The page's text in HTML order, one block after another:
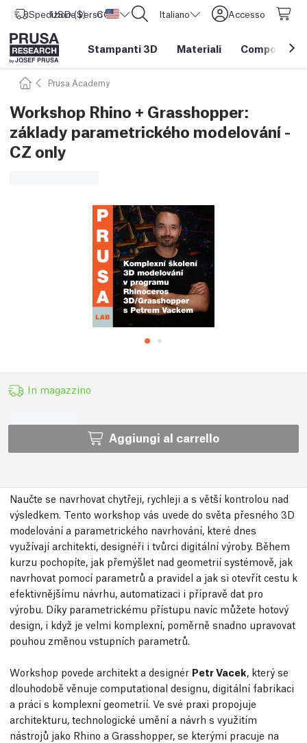
Spedizione verso Stati Uniti d'America
USD ($) CORE One L: Ora disponibile! Italiano Accesso
Stampanti 3D Materiali Componenti
Prusa Academy
Workshop Rhino + Grasshopper:
základy parametrického modelování -
CZ only
In magazzino
Aggiungi al carrello
Naučte se navrhovat chytřeji, rychleji a s větší kontrolou nad
výsledkem. Tento workshop vás uvede do světa přesného 3D
modelování a parametrického navrhování, které dnes
využívají architekti, designéři i tvůrci digitální výroby. Během
kurzu pochopíte, jak přemýšlet nad geometrií systémově, jak
navrhovat pomocí parametrů a pravidel a jak si otevřít cestu k
efektivnějšímu návrhu, automatizaci i přípravě dat pro
výrobu. Díky parametrickému přístupu navíc můžete hotový
design, i když je velmi komplexní, poměrně snadno upravovat
pouhou změnou vstupních parametrů.
Workshop povede architekt a designér Petr Vacek, který se
dlouhodobě věnuje computational designu, digitální fabrikaci
a práci s komplexní geometrií. Ve své praxi propojuje
architekturu, technologické umění a návrh s využitím
nástrojů jako Rhino a Grasshopper, se kterými pracuje na